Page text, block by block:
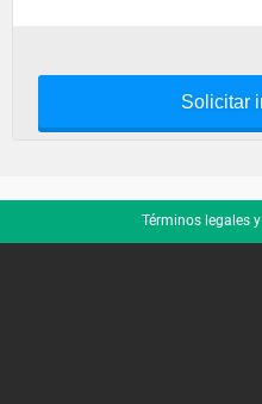
Solicitar
Términos legales